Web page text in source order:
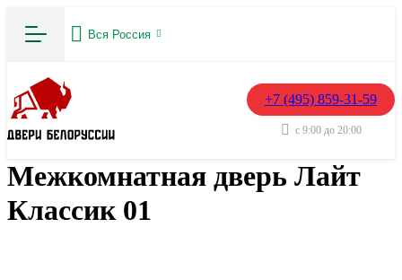
Вся Россия
+7 (495) 859-31-59
с 9:00 до 20:00
Межкомнатная дверь Лайт
Классик 01